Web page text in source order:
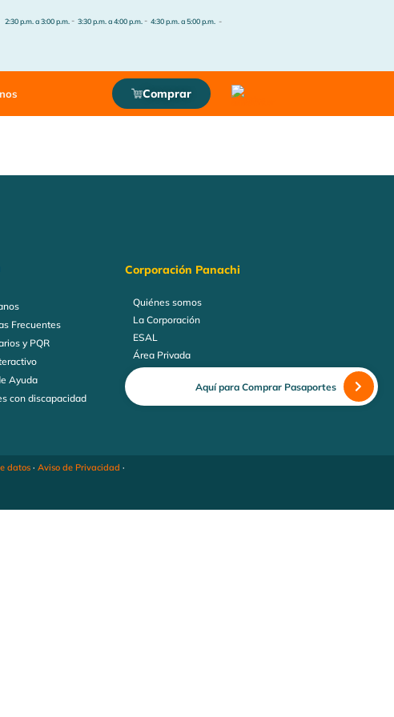
2:30 p.m. a 3:00 p.m. - 3:30 p.m. a 4:00 p.m. - 4:30 p.m. a 5:00 p.m. -
Comprar
Frecuentes
y PQR
Ayuda
con discapacidad
Corporación Panachi
Quiénes somos
La Corporación
ESAL
Área Privada
Aquí para Comprar Pasaportes
datos· Aviso de Privacidad ·